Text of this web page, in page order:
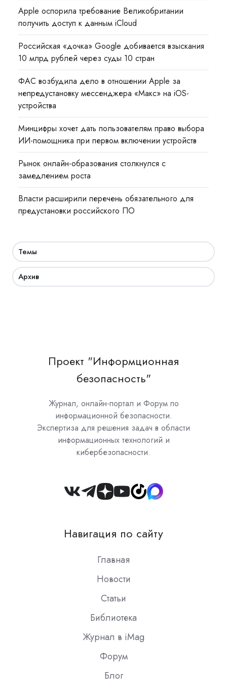
Apple оспорила требование Великобритании
получить доступ к данным iCloud
Российская «дочка» Google добивается взыскания
10 млрд рублей через суды 10 стран
ФАС возбудила дело в отношении Apple за
непредустановку мессенджера «Макс» на iOS-
устройства
Минцифры хочет дать пользователям право выбора
ИИ-помощника при первом включении устройств
Рынок онлайн-образования столкнулся с
замедлением роста
Власти расширили перечень обязательного для
предустановки российского ПО
Темы
Архив
Проект "Информционная
безопасность"
Журнал, онлайн-портал и Форум по
информационной безопасности.
Экспертиза для решения задач в области
информационных технологий и
кибербезопасности.
Join
Slack
Навигация по сайту
Главная
Новости
Статьи
Библиотека
Журнал в iMag
Форум
Блог